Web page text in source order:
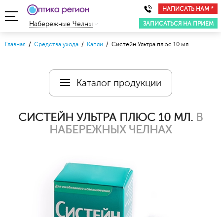
НАПИСАТЬ НАМ *
ЗАПИСАТЬСЯ НА ПРИЕМ
Набережные Челны
Главная / Средства ухода / Капли / Систейн Ультра плюс 10 мл.
Каталог продукции
СИСТЕЙН УЛЬТРА ПЛЮС 10 МЛ. В
НАБЕРЕЖНЫХ ЧЕЛНАХ